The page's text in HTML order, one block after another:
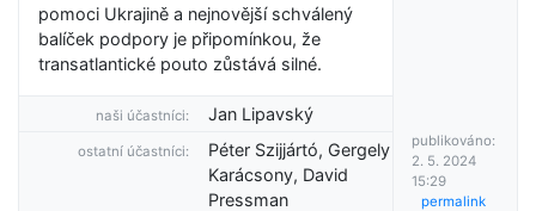
pomoci Ukrajině a nejnovější schválený
balíček podpory je připomínkou, že
transatlantické pouto zůstává silné.
naši účastníci: Jan Lipavský
ostatní účastníci:
Péter Szijjártó, Gergely
Karácsony, David
Pressman
publikováno:
2. 5. 2024
15:29
permalink